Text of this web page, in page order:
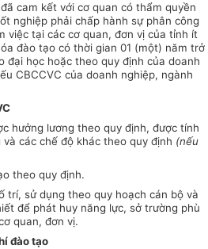
cam kết với cơ quan có thẩm quyền
nghiệp phải chấp hành sự phân công
việc tại các cơ quan, đơn vị của tỉnh ít
đào tạo có thời gian 01 (một) năm trở
đại học hoặc theo quy định của doanh
CBCCVC của doanh nghiệp, ngành
hưởng lương theo quy định, được tính
các chế độ khác theo quy định (nếu
theo quy định.
trí, sử dụng theo quy hoạch cán bộ và
để phát huy năng lực, sở trường phù
quan, đơn vị.
đào tạo